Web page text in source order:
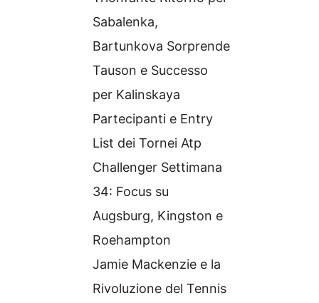
Sabalenka,
Bartunkova Sorprende
Tauson e Successo
per Kalinskaya
Partecipanti e Entry
List dei Tornei Atp
Challenger Settimana
34: Focus su
Augsburg, Kingston e
Roehampton
Jamie Mackenzie e la
Rivoluzione del Tennis